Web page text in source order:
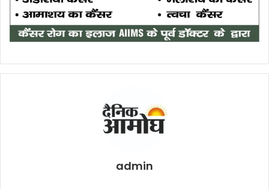
admin